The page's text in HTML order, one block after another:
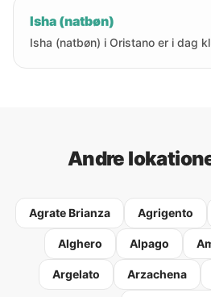
Isha (natbøn)
Isha (natbøn) i Oristano er i dag
Andre
Agrate Brianza Agrigento
Alghero Alpago
Argelato Arzachena